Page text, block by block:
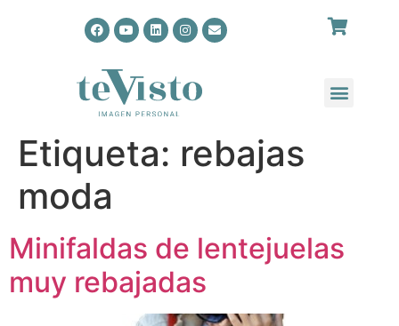
Etiqueta: rebajas
moda
Minifaldas de lentejuelas
muy rebajadas